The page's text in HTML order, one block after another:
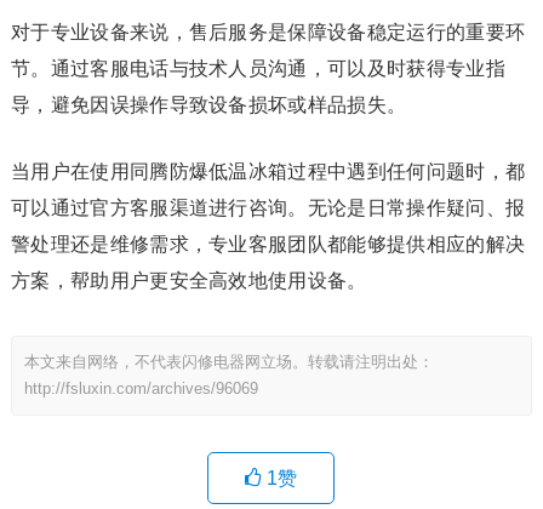
对于专业设备来说，售后服务是保障设备稳定运行的重要环
节。通过客服电话与技术人员沟通，可以及时获得专业指
导，避免因误操作导致设备损坏或样品损失。
当用户在使用同腾防爆低温冰箱过程中遇到任何问题时，都
可以通过官方客服渠道进行咨询。无论是日常操作疑问、报
警处理还是维修需求，专业客服团队都能够提供相应的解决
方案，帮助用户更安全高效地使用设备。
本文来自网络，不代表闪修电器网立场。转载请注明出处：
http://fsluxin.com/archives/96069
1赞